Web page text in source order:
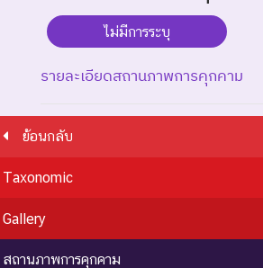
ไม่มีการระบุ
รายละเอียดสถานภาพการคุกคาม
ระดับความรุนแรง : สูญพันธุ์
EX : Extinct
ย้อนกลับ
Taxonomic
Gallery
สถานภาพการคุกคาม